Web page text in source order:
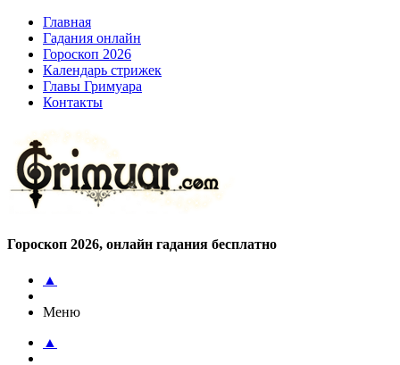
Главная
Гадания онлайн
Гороскоп 2026
Календарь стрижек
Главы Гримуара
Контакты
Гороскоп 2026, онлайн гадания бесплатно
▲
Меню
▲